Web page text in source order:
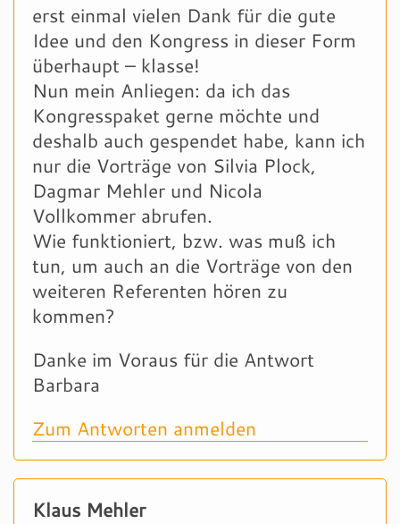
erst einmal vielen Dank für die gute
Idee und den Kongress in dieser Form
überhaupt – klasse!
Nun mein Anliegen: da ich das
Kongresspaket gerne möchte und
deshalb auch gespendet habe, kann ich
nur die Vorträge von Silvia Plock,
Dagmar Mehler und Nicola
Vollkommer abrufen.
Wie funktioniert, bzw. was muß ich
tun, um auch an die Vorträge von den
weiteren Referenten hören zu
kommen?
Danke im Voraus für die Antwort
Barbara
Zum Antworten anmelden
Klaus Mehler